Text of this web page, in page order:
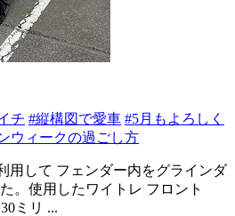
チ #縦構図で愛車 #5月もよろしく
ウィークの過ごし方
用して フェンダー内をグラインダ
。使用したワイトレ フロント
ミリ ...